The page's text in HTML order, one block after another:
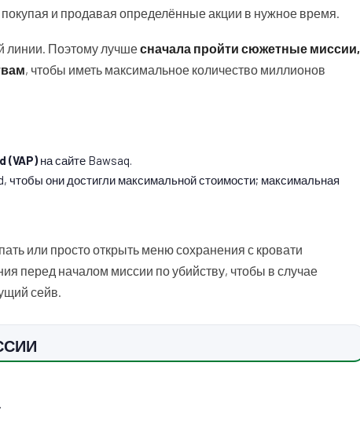
и продавая определённые акции в нужное время.
линии. Поэтому лучшесначала пройти сюжетные миссии,
, чтобы иметь максимальное количество миллионов
(VAP)на сайте Bawsaq.
чтобы они достигли максимальной стоимости; максимальная
или просто открыть меню сохранения с кровати
перед началом миссии по убийству, чтобы в случае
сейв.